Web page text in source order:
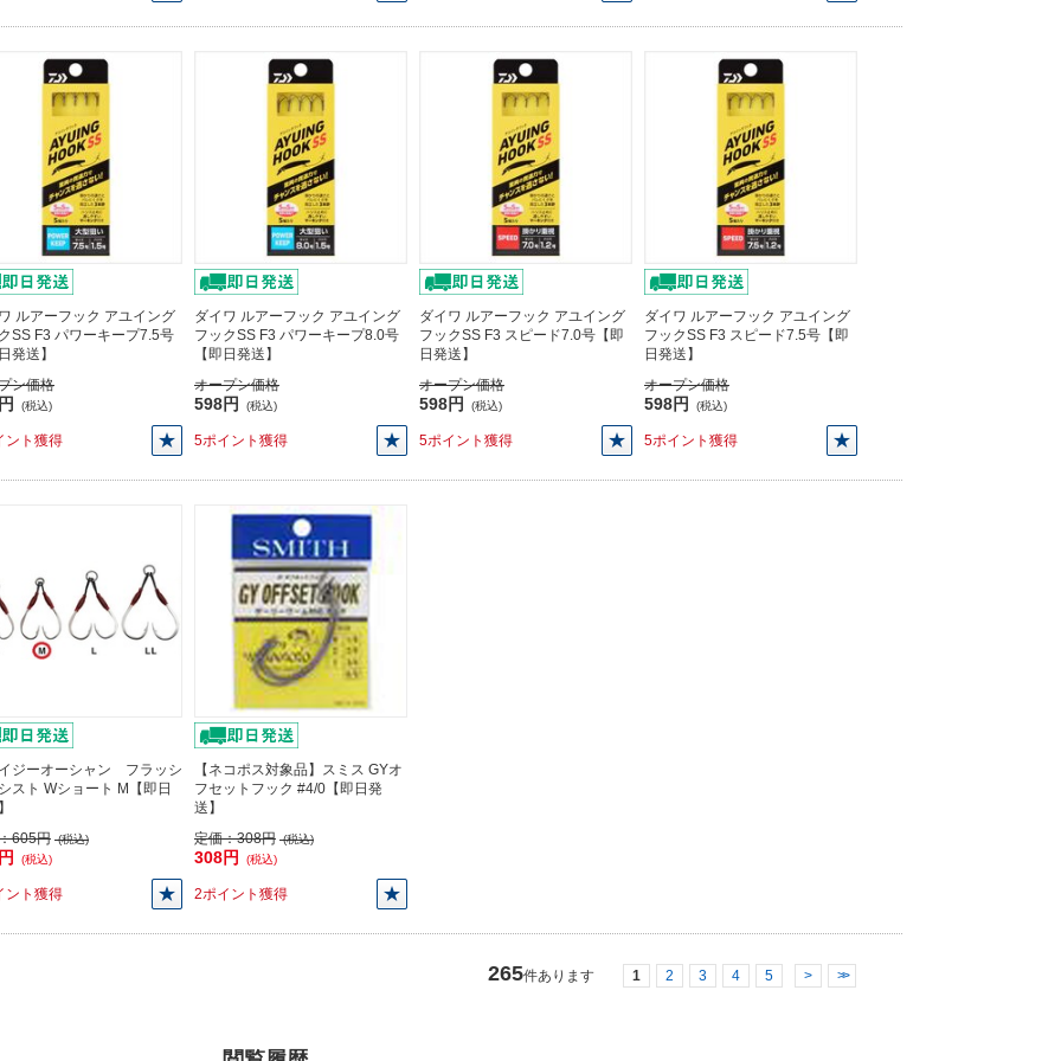
ルアーフック アユイング
SS F3 パワーキープ7.5号
発送】
ン価格
(税込)
ント獲得
ダイワ ルアーフック アユイング
フックSS F3 パワーキープ8.0号
【即日発送】
オープン価格
598円 (税込)
5ポイント獲得
ダイワ ルアーフック アユイング
フックSS F3 スピード7.0号【即
日発送】
オープン価格
598円 (税込)
5ポイント獲得
ダイワ ルアーフック アユイング
フックSS F3 スピード7.5号【即
日発送】
オープン価格
598円 (税込)
5ポイント獲得
ジーオーシャン フラッシ
スト Wショート M【即日
605円 (税込)
(税込)
ント獲得
【ネコポス対象品】スミス GYオ
フセットフック #4/0【即日発
送】
定価：308円 (税込)
308円 (税込)
2ポイント獲得
265件あります 1 2 3 4 5 > >>